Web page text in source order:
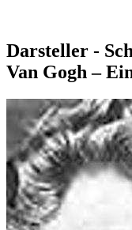
Darsteller -
Van Gogh –